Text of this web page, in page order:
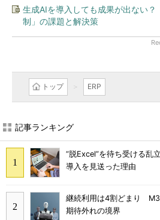
生成AIを導入しても成果が出ない
制」の課題と解決策
トップ ERP
記事ランキング
“脱Excel”を待ち受ける
導入を見送った理由
継続利用は4割どまり
期待外れの境界